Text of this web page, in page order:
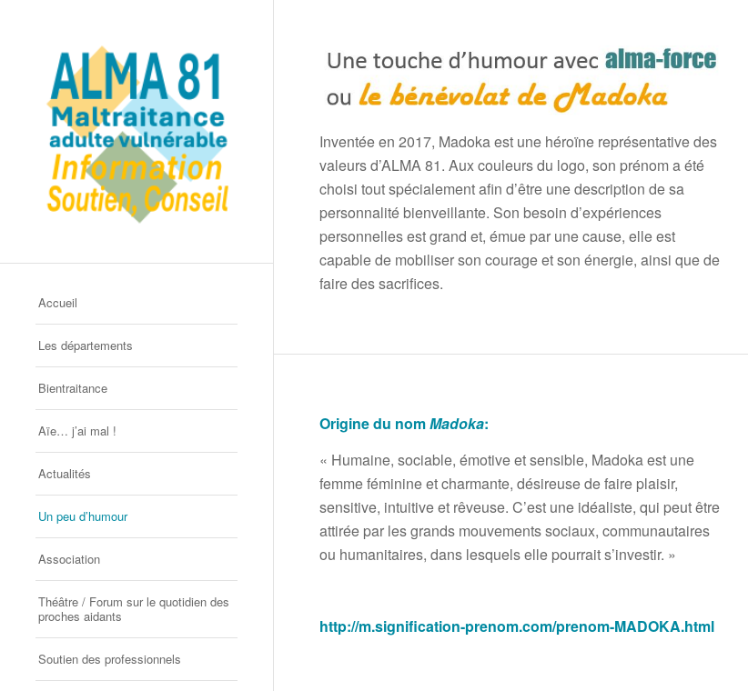
Accueil
Les départements
Bientraitance
Aïe… j’ai mal !
Actualités
Un peu d’humour
Association
Théâtre / Forum sur le quotidien des
proches aidants
Soutien des professionnels
Inventée en 2017, Madoka est une héroïne représentative des
valeurs d’ALMA 81. Aux couleurs du logo, son prénom a été
choisi tout spécialement afin d’être une description de sa
personnalité bienveillante. Son besoin d’expériences
personnelles est grand et, émue par une cause, elle est
capable de mobiliser son courage et son énergie, ainsi que de
faire des sacrifices.
Origine du nomMadoka:
« Humaine, sociable, émotive et sensible, Madoka est une
femme féminine et charmante, désireuse de faire plaisir,
sensitive, intuitive et rêveuse. C’est une idéaliste, qui peut être
attirée par les grands mouvements sociaux, communautaires
ou humanitaires, dans lesquels elle pourrait s’investir. »
http://m.signification-prenom.com/prenom-MADOKA.html